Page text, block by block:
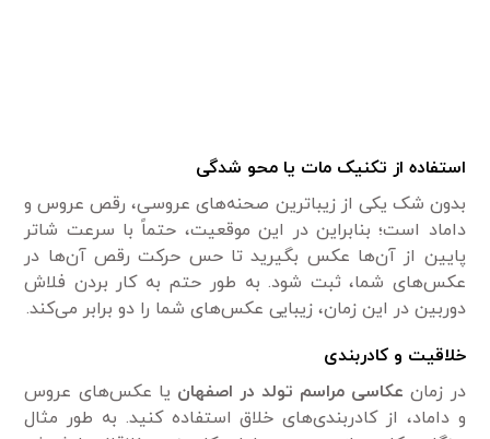
استفاده از تکنیک مات یا محو شدگی
بدون شک یکی از زیبا‌ترین صحنه‌های عروسی، رقص عروس و
داماد است؛ بنابراین در این موقعیت، حتماً با سرعت شاتر
پایین از آن‌ها عکس بگیرید تا حس حرکت رقص آن‌ها در
عکس‌های شما، ثبت شود. به طور حتم به کار بردن فلاش
دوربین در این زمان، زیبایی عکس‌های شما را دو برابر می‌کند.
خلاقیت و کادربندی
در زمان عکاسی مراسم تولد در اصفهان یا عکس‌های عروس
و داماد، از کادر‌بندی‌های خلاق استفاده کنید. به طور مثال